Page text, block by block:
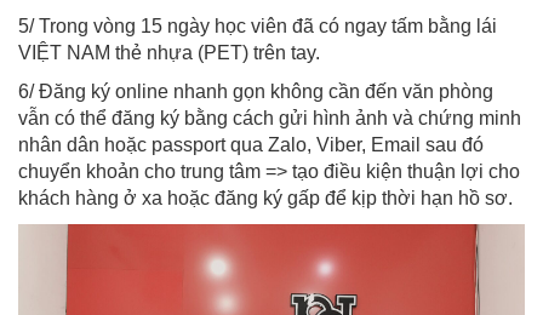
5/ Trong vòng 15 ngày học viên đã có ngay tấm bằng lái
VIỆT NAM thẻ nhựa (PET) trên tay.
6/ Đăng ký online nhanh gọn không cần đến văn phòng
vẫn có thể đăng ký bằng cách gửi hình ảnh và chứng minh
nhân dân hoặc passport qua Zalo, Viber, Email sau đó
chuyển khoản cho trung tâm => tạo điều kiện thuận lợi cho
khách hàng ở xa hoặc đăng ký gấp để kịp thời hạn hồ sơ.